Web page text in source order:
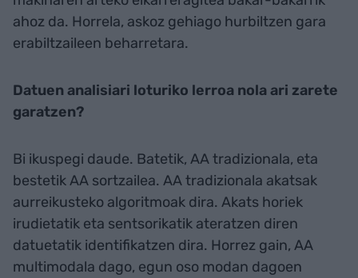
ahoz da. Horrela, askoz gehiago hurbiltzen gara
erabiltzaileen beharretara.
Datuen analisiari loturiko lerroa nola ari zarete
garatzen?
Bi ikuspegi daude. Batetik, AA tradizionala, eta
bestetik AA sortzailea. AA tradizionala akatsak
aurreikusteko algoritmoak dira. Akats horiek
irudietatik eta sentsorikatik ateratzen diren
datuetatik identifikatzen dira. Horrez gain, AA
multimodala dago, egun oso modan dagoen